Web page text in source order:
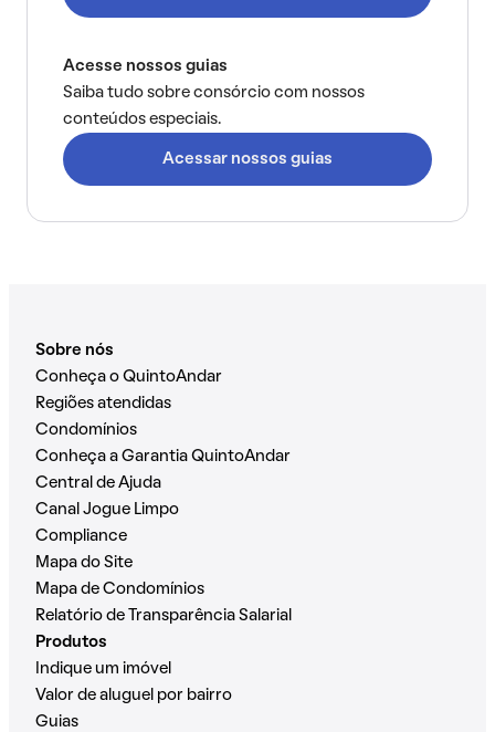
Acesse nossos guias
Saiba tudo sobre consórcio com nossos
conteúdos especiais.
Acessar nossos guias
Sobre nós
Conheça o QuintoAndar
Regiões atendidas
Condomínios
Conheça a Garantia QuintoAndar
Central de Ajuda
Canal Jogue Limpo
Compliance
Mapa do Site
Mapa de Condomínios
Relatório de Transparência Salarial
Produtos
Indique um imóvel
Valor de aluguel por bairro
Guias